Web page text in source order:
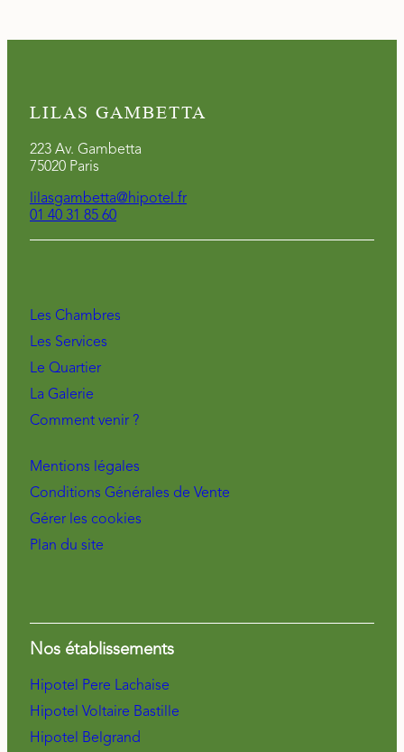
LILAS GAMBETTA
223 Av. Gambetta
75020 Paris
lilasgambetta@hipotel.fr
01 40 31 85 60
Les Chambres
Les Services
Le Quartier
La Galerie
Comment venir ?
Mentions légales
Conditions Générales de Vente
Gérer les cookies
Plan du site
Nos établissements
Hipotel Pere Lachaise
Hipotel Voltaire Bastille
Hipotel Belgrand